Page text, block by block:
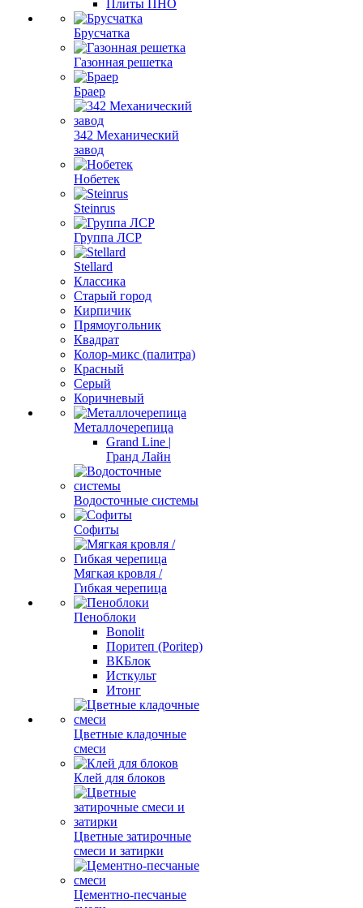
Плиты ПНО
Брусчатка
Газонная решетка
Браер
342 Механический
завод
Нобетек
Steinrus
Группа ЛСР
Stellard
Классика
Старый город
Кирпичик
Прямоугольник
Квадрат
Колор-микс (палитра)
Красный
Серый
Коричневый
Металлочерепица
Grand Line |
Гранд Лайн
Водосточные системы
Софиты
Мягкая кровля /
Гибкая черепица
Пеноблоки
Bonolit
Поритеп (Poritep)
ВКБлок
Исткульт
Итонг
Цветные кладочные
смеси
Клей для блоков
Цветные затирочные
смеси и затирки
Цементно-песчаные